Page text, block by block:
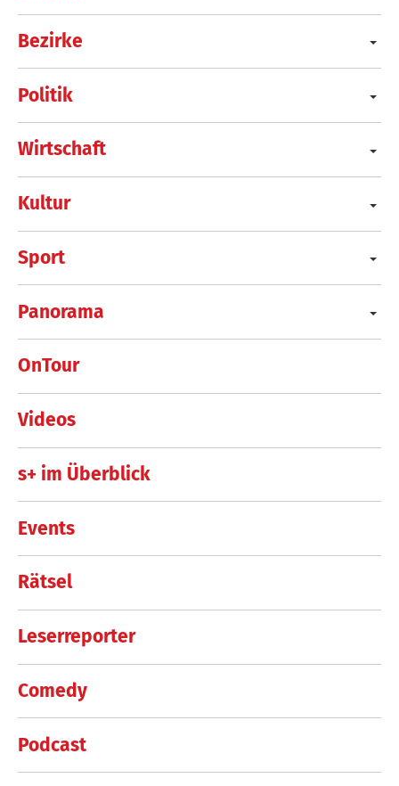
Bezirke
Politik
Wirtschaft
Kultur
Sport
Panorama
OnTour
Videos
s+ im Überblick
Events
Rätsel
Leserreporter
Comedy
Podcast